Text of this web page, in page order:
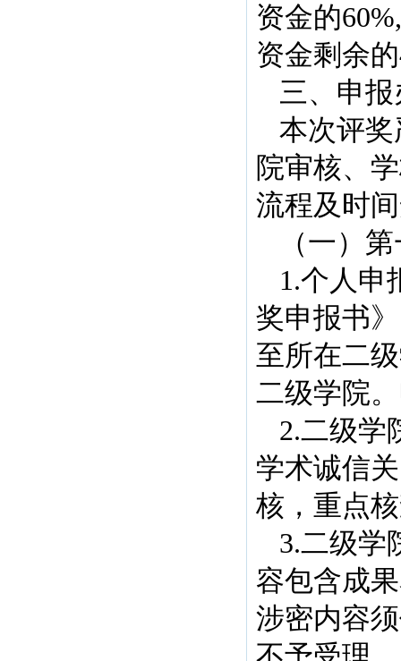
资金的
资金剩余
三、申
本次评
院审核、
流程及时
（一）
1.个人申
奖申报书
至所在二
二级学院
2.二级学
学术诚信
核，重点
3.二级学
容包含成
涉密内容